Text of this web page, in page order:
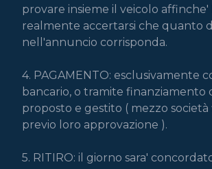
provare insieme il veicolo affinche'
realmente accertarsi che quanto
nell'annuncio corrisponda.
4. PAGAMENTO: esclusivamente
bancario, o tramite finanziamento
proposto e gestito ( mezzo società
previo loro approvazione ).
5. RITIRO: il giorno sara'